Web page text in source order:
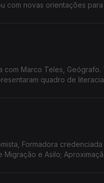
com novas orientações
Marco Teles,
quadro de
Formadora
e Asilo;